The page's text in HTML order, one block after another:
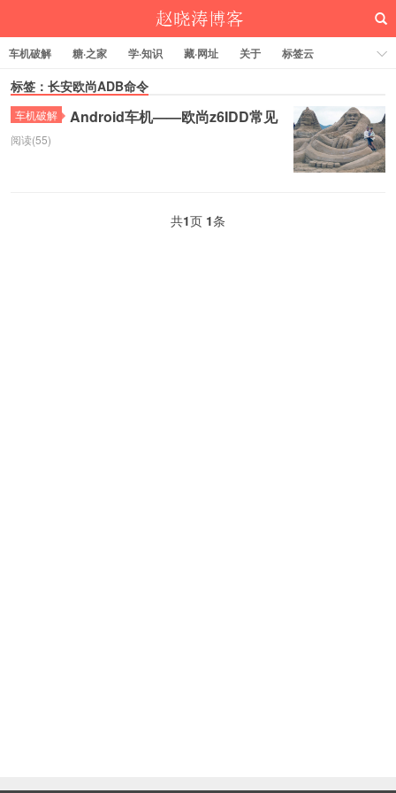
车机破解 糖·之家 学·知识 藏·网址 关于 标签云
标签：长安欧尚ADB命令
车机破解 Android车机——欧尚z6IDD常见
阅读(55)
共1页 1条